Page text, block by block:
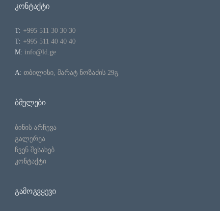
ᲙᲝᲜᲢᲐᲥᲢᲘ
T: +995 511 30 30 30
T: +995 511 40 40 40
M: info@ld.ge
A: თბილისი, მარატ ნოზაძის 29გ
ᲑᲛᲣᲚᲔᲑᲘ
ბინის არჩევა
გალერეა
ჩვენ შესახებ
კონტაქტი
ᲒᲐᲛᲝᲒᲕᲧᲔᲕᲘ